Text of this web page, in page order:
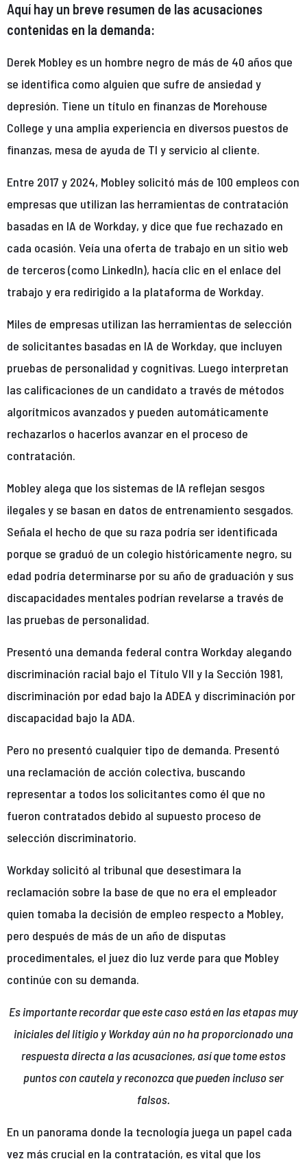
Aquí hay un breve resumen de las acusaciones
contenidas en la demanda:
Derek Mobley es un hombre negro de más de 40 años que
se identifica como alguien que sufre de ansiedad y
depresión. Tiene un título en finanzas de Morehouse
College y una amplia experiencia en diversos puestos de
finanzas, mesa de ayuda de TI y servicio al cliente.
Entre 2017 y 2024, Mobley solicitó más de 100 empleos con
empresas que utilizan las herramientas de contratación
basadas en IA de Workday, y dice que fue rechazado en
cada ocasión. Veía una oferta de trabajo en un sitio web
de terceros (como LinkedIn), hacía clic en el enlace del
trabajo y era redirigido a la plataforma de Workday.
Miles de empresas utilizan las herramientas de selección
de solicitantes basadas en IA de Workday, que incluyen
pruebas de personalidad y cognitivas. Luego interpretan
las calificaciones de un candidato a través de métodos
algorítmicos avanzados y pueden automáticamente
rechazarlos o hacerlos avanzar en el proceso de
contratación.
Mobley alega que los sistemas de IA reflejan sesgos
ilegales y se basan en datos de entrenamiento sesgados.
Señala el hecho de que su raza podría ser identificada
porque se graduó de un colegio históricamente negro, su
edad podría determinarse por su año de graduación y sus
discapacidades mentales podrían revelarse a través de
las pruebas de personalidad.
Presentó una demanda federal contra Workday alegando
discriminación racial bajo el Título VII y la Sección 1981,
discriminación por edad bajo la ADEA y discriminación por
discapacidad bajo la ADA.
Pero no presentó cualquier tipo de demanda. Presentó
una reclamación de acción colectiva, buscando
representar a todos los solicitantes como él que no
fueron contratados debido al supuesto proceso de
selección discriminatorio.
Workday solicitó al tribunal que desestimara la
reclamación sobre la base de que no era el empleador
quien tomaba la decisión de empleo respecto a Mobley,
pero después de más de un año de disputas
procedimentales, el juez dio luz verde para que Mobley
continúe con su demanda.
Es importante recordar que este caso está en las etapas muy
iniciales del litigio y Workday aún no ha proporcionado una
respuesta directa a las acusaciones, así que tome estos
puntos con cautela y reconozca que pueden incluso ser
falsos.
En un panorama donde la tecnología juega un papel cada
vez más crucial en la contratación, es vital que los